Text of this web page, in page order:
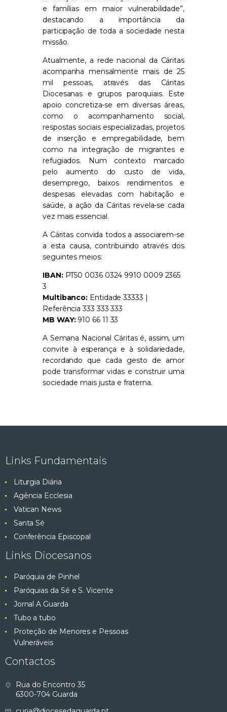
e famílias em maior vulnerabilidade”,
destacando a importância da
participação de toda a sociedade nesta
missão.
Atualmente, a rede nacional da Cáritas
acompanha mensalmente mais de 25
mil pessoas, através das Cáritas
Diocesanas e grupos paroquiais. Este
apoio concretiza-se em diversas áreas,
como o acompanhamento social,
respostas sociais especializadas, projetos
de inserção e empregabilidade, bem
como na integração de migrantes e
refugiados. Num contexto marcado
pelo aumento do custo de vida,
desemprego, baixos rendimentos e
despesas elevadas com habitação e
saúde, a ação da Cáritas revela-se cada
vez mais essencial.
A Cáritas convida todos a associarem-se
a esta causa, contribuindo através dos
seguintes meios:
IBAN:PT50 0036 0324 9910 0009 2365
3
Multibanco: Entidade 33333 |
Referência 333 333 333
MB WAY:910 66 11 33
A Semana Nacional Cáritas é, assim, um
convite à esperança e à solidariedade,
recordando que cada gesto de amor
pode transformar vidas e construir uma
sociedade mais justa e fraterna.
Links Fundamentais
Liturgia Diária
Agência Ecclesia
Vatican News
Santa Sé
Conferência Episcopal
Links Diocesanos
Paróquia de Pinhel
Paróquias da Sé e S. Vicente
Jornal A Guarda
Tubo a tubo
Proteção de Menores e Pessoas
Vulneráveis
Contactos
Rua do Encontro 35
6300-704 Guarda